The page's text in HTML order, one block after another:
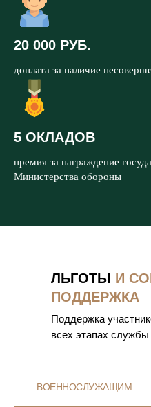
20 000 РУБ.
доплата за наличие
5 ОКЛАДОВ
премия за награждение
Министерства обороны
ЛЬГОТЫ И
ПОДДЕРЖКА
Поддержка
всех этапах
ВОЕННОСЛУЖАЩИМ